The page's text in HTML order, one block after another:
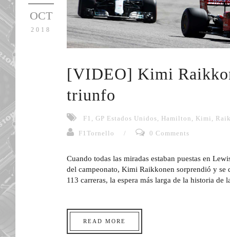
OCT
2018
[VIDEO] Kimi
triunfo
F1 GP Estados Unidos Hamilton Kimi
F1Tornello
/ 0 Comments
Cuando todas las miradas estaban puestas en
del campeonato, Kimi Raikkonen sorprendió y se
113 carreras, la espera más larga de la historia de
READ MORE